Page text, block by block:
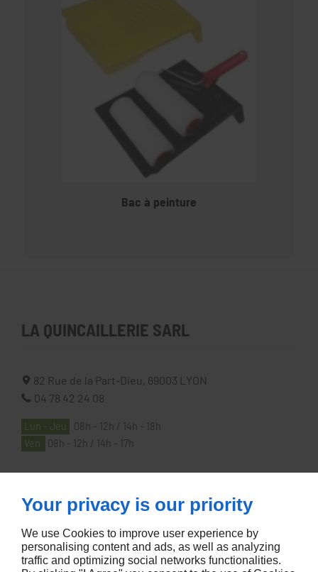
Bac à peinture
LA QUINCAILLERIE SARL
82 Rue de la Part-Dieu, 69003
LYON
04 78 42 24 08
Lun - Jeu
08h - 12h / 14h - 18h
Ven
08h - 12h / 14h - 17h
À PROPOS
Accueil
Contactez-nous
Your privacy is our priority
We use Cookies to improve user experience by
personalising content and ads, as well as analyzing
traffic and optimizing social networks functionalities.